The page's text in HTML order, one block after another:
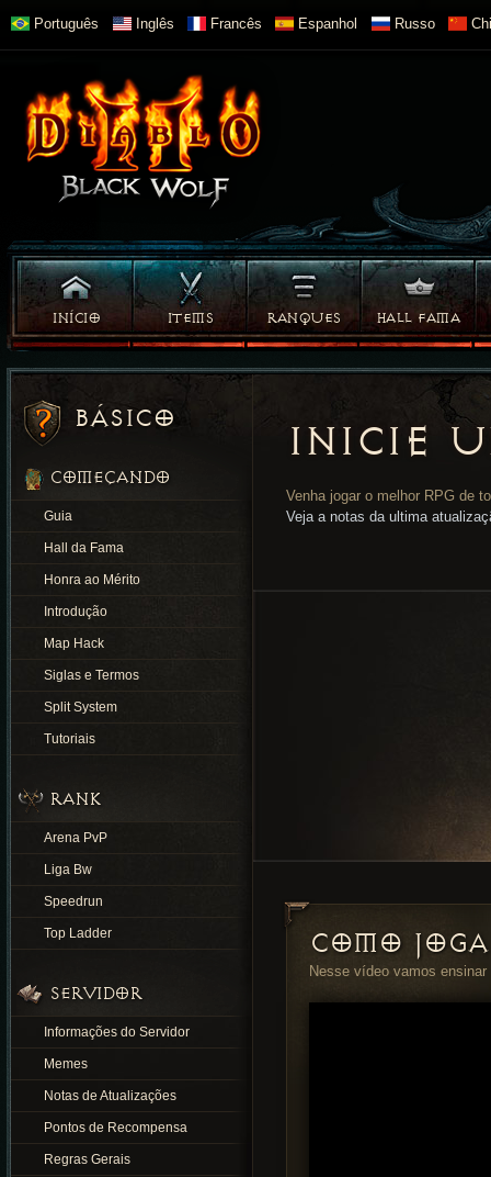
Português Inglês Francês Espanhol Russo
INÍCIO ITEMS RANQUES HALL FAMA
BÁSICO
COMEÇANDO
Guia
Hall da Fama
Honra ao Mérito
Introdução
Map Hack
Siglas e Termos
Split System
Tutoriais
RANK
Arena PvP
Liga Bw
Speedrun
Top Ladder
SERVIDOR
Informações do Servidor
Memes
Notas de Atualizações
Pontos de Recompensa
Regras Gerais
INICIE
Venha jogar o melhor RPG de
Veja a notas da ultima
COMO
Nesse vídeo vamos